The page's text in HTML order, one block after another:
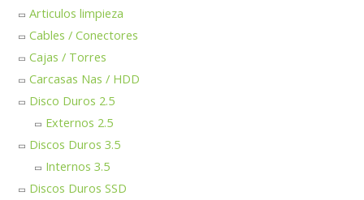
Articulos limpieza
Cables / Conectores
Cajas / Torres
Carcasas Nas / HDD
Disco Duros 2.5
Externos 2.5
Discos Duros 3.5
Internos 3.5
Discos Duros SSD